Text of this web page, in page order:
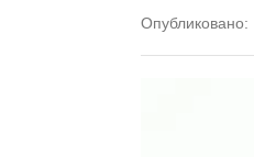
Опубликовано: